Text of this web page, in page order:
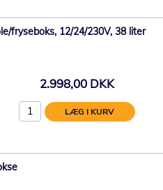
fryseboks, 12/24/230V, 38 liter
2.998,00 DKK
LÆG I KURV